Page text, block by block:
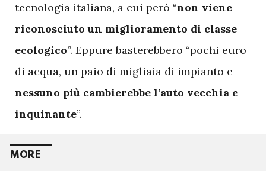
tecnologia italiana, a cui però “non viene
riconosciuto un miglioramento di classe
ecologico”. Eppure basterebbero “pochi euro
di acqua, un paio di migliaia di impianto e
nessuno più cambierebbe l’auto vecchia e
inquinante”.
MORE